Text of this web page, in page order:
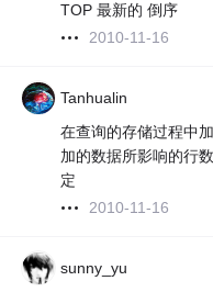
TOP 最新的 倒序
2010-11-16
Tanhualin
在查询的存储过程中
加的数据所影响的行
定
2010-11-16
sunny_yu